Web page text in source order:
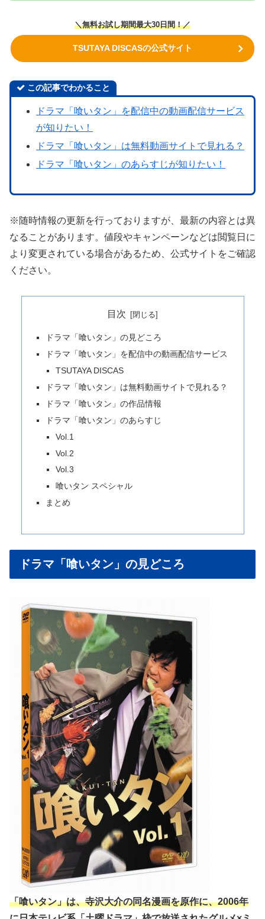
＼無料お試し期間最大30日間！／
TSUTAYA DISCASの公式サイト
この記事でわかること
ドラマ「喰いタン」を配信中の動画配信サービス
が知りたい！
ドラマ「喰いタン」は無料動画サイトで見れる？
ドラマ「喰いタン」のあらすじが知りたい！
※随時情報の更新を行っておりますが、最新の内容とは異
なることがあります。値段やキャンペーンなどは閲覧日に
より変更されている場合があるため、公式サイトをご確認
ください。
目次
ドラマ「喰いタン」の見どころ
ドラマ「喰いタン」を配信中の動画配信サービス
TSUTAYA DISCAS
ドラマ「喰いタン」は無料動画サイトで見れる？
ドラマ「喰いタン」の作品情報
ドラマ「喰いタン」のあらすじ
Vol.1
Vol.2
Vol.3
喰いタン スペシャル
まとめ
ドラマ「喰いタン」の見どころ
「喰いタン」は、寺沢大介の同名漫画を原作に、2006年